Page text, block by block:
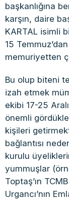
başkanlığına
karşın, daire
KARTAL isimli
15
memuriyetten
Bu olup biteni
izah etmek
ekibi 17-25
önemli
kişileri
bağlantısı
kurulu
yummuşlar
Toptaş’ın
Urgancı’nın